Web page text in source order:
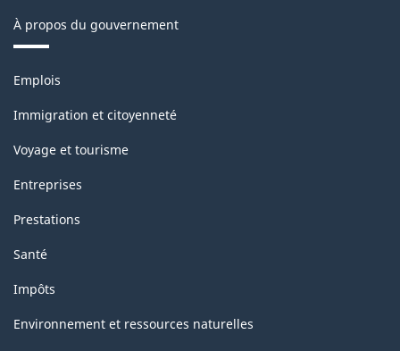
À propos du gouvernement
Thèmes
sujets
Emplois
Immigration et citoyenneté
Voyage et tourisme
Entreprises
Prestations
Santé
Impôts
Environnement et ressources naturelles